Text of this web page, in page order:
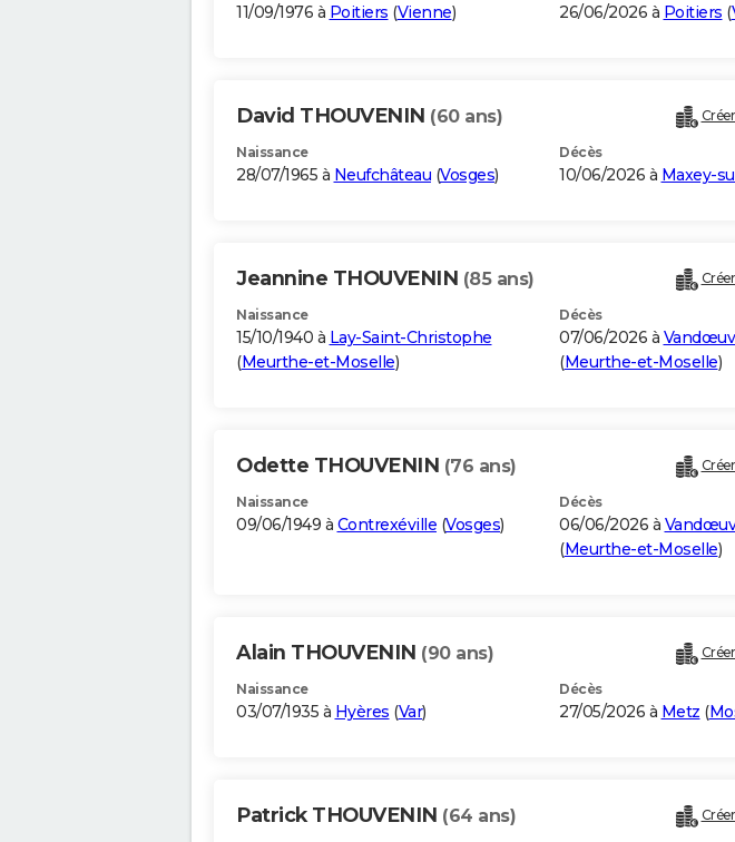
11/09/1976 à Poitiers (Vienne) 26/06/2026 à Poitiers (
David THOUVENIN (60 ans)
Naissance
28/07/1965 à Neufchâteau (Vosges)
Décès
10/06/2026 à Maxey-
Jeannine THOUVENIN (85 ans)
Naissance
15/10/1940 à Lay-Saint-Christophe
(Meurthe-et-Moselle)
Décès
07/06/2026 à
(Meurthe-et-Moselle)
Odette THOUVENIN (76 ans)
Naissance
09/06/1949 à Contrexéville (Vosges)
Décès
06/06/2026 à
(Meurthe-et-Moselle)
Alain THOUVENIN (90 ans)
Naissance
03/07/1935 à Hyères (Var)
Décès
27/05/2026 à Metz (
Patrick THOUVENIN (64 ans)